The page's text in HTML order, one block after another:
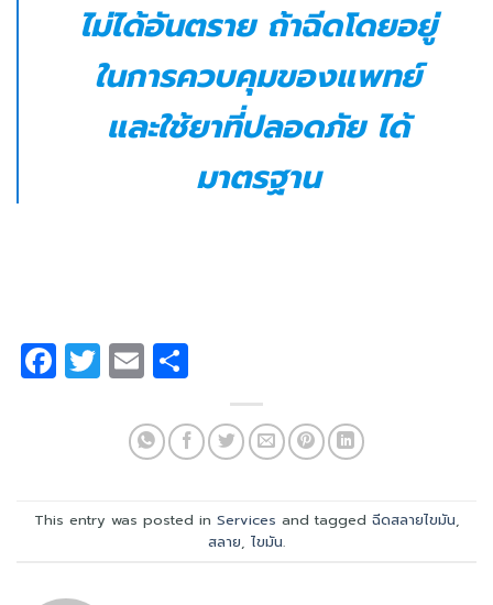
ไม่ได้อันตราย ถ้าฉีดโดยอยู่
ในการควบคุมของแพทย์
และใช้ยาที่ปลอดภัย ได้
มาตรฐาน
Facebook
Twitter
Email
This entry was posted in Services and tagged ฉีดสลายไขมัน,
สลาย, ไขมัน.